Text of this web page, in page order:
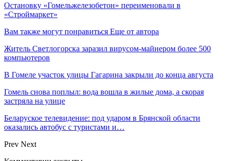
Остановку «Гомельжелезобетон» переименовали в
«Строймаркет»
Вам также могут понравиться Еще от автора
Житель Светлогорска заразил вирусом-майнером более 500
компьютеров
В Гомеле участок улицы Гагарина закрыли до конца августа
Гомель снова поплыл: вода вошла в жилые дома, а скорая
застряла на улице
Беларуское телевидение: под ударом в Брянской области
оказались автобус с туристами и…
Prev Next